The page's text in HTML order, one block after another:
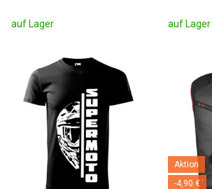
auf Lager auf Lager
Aktion
-4,90 €